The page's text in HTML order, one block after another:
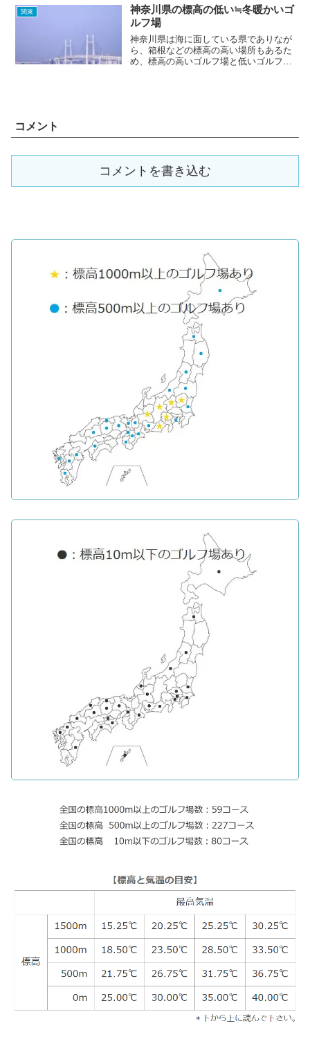
関東
神奈川県の標高の低い≒冬暖かいゴ
ルフ場
神奈川県は海に面している県でありなが
ら、箱根などの標高の高い場所もあるた
め、標高の高いゴルフ場と低いゴルフ場
コメント
コメントを書き込む